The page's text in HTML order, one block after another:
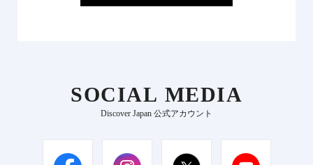
SOCIAL MEDIA
Discover Japan 公式アカウント